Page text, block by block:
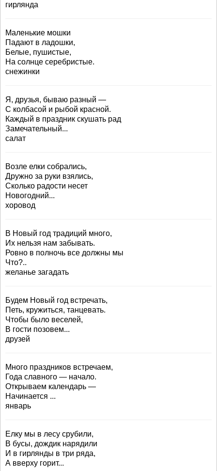
гирлянда
Маленькие мошки
Падают в ладошки,
Белые, пушистые,
На солнце серебристые.
снежинки
Я, друзья, бываю разный —
С колбасой и рыбой красной.
Каждый в праздник скушать рад
Замечательный...
салат
Возле елки собрались,
Дружно за руки взялись,
Сколько радости несет
Новогодний...
хоровод
В Новый год традиций много,
Их нельзя нам забывать.
Ровно в полночь все должны мы
Что?..
желанье загадать
Будем Новый год встречать,
Петь, кружиться, танцевать.
Чтобы было веселей,
В гости позовем...
друзей
Много праздников встречаем,
Года славного — начало.
Открываем календарь —
Начинается ...
январь
Елку мы в лесу срубили,
В бусы, дождик нарядили
И в гирлянды в три ряда,
А вверху горит...